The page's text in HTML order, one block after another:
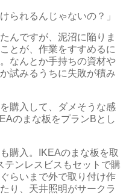
られるんじゃないの？」
んですが、泥沼に陥りま
とが、作業をすすめるに
なんとか手持ちの資材や
試みるうちに失敗が積み
購入して、ダメそうな感
のまな板をプランBとし
購入。IKEAのまな板を取
テンレスビスもセットで購
らいまで外で取り付け作
り、天井照明がサークラ